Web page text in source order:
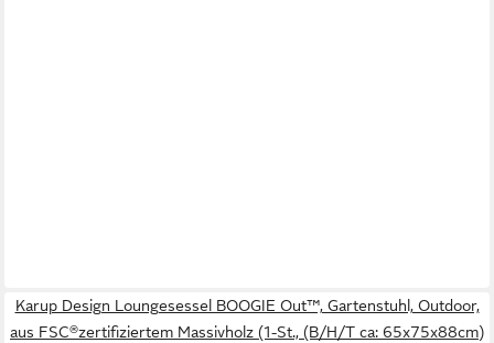
Karup Design Loungesessel BOOGIE Out™, Gartenstuhl, Outdoor,
aus FSC®zertifiziertem Massivholz (1-St., (B/H/T ca: 65x75x88cm)